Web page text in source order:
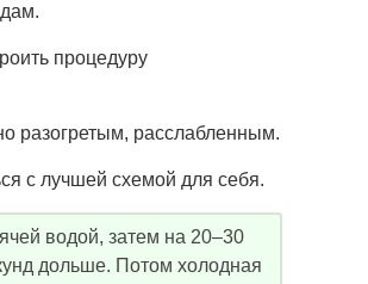
процедуру
разогретым, расслабленным.
с лучшей схемой для себя.
водой, затем на 20–30
дольше. Потом холодная